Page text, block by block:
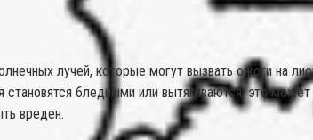
лучей, которые могут вызвать ожоги на
бледными или вытягиваются, это
вреден.